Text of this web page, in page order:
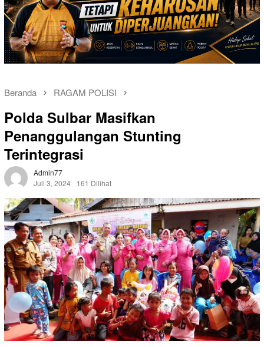
Beranda RAGAM POLISI
Polda Sulbar Masifkan
Penanggulangan Stunting
Terintegrasi
Admin77
Juli 3, 2024
161 Dilihat